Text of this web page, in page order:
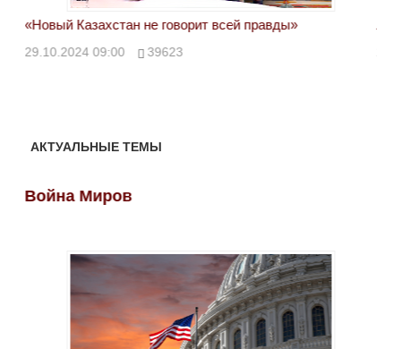
«Новый Казахстан не говорит всей правды»
29.10.2024 09:00 39623
АКТУАЛЬНЫЕ ТЕМЫ
Война Миров